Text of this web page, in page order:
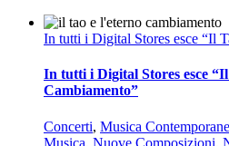
In tutti i Digital Stores esce “Il
In tutti i Digital Stores esce
Cambiamento”
Concerti, Musica
Musica, Nuove Composizioni,